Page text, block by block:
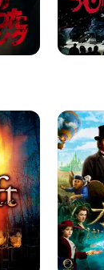
オ
ズ
は
じ
ま
り
の
戦
い